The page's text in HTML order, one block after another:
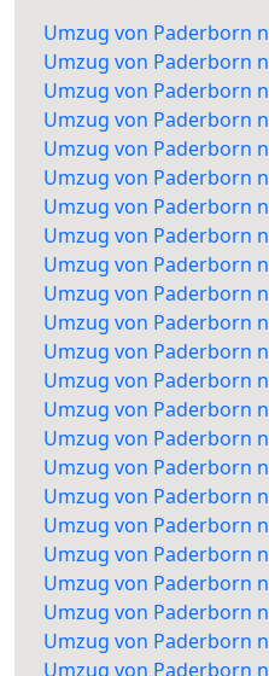
Umzug von Paderborn
Umzug von Paderborn
Umzug von Paderborn
Umzug von Paderborn
Umzug von Paderborn
Umzug von Paderborn
Umzug von Paderborn
Umzug von Paderborn
Umzug von Paderborn
Umzug von Paderborn
Umzug von Paderborn
Umzug von Paderborn
Umzug von Paderborn
Umzug von Paderborn
Umzug von Paderborn
Umzug von Paderborn
Umzug von Paderborn
Umzug von Paderborn
Umzug von Paderborn
Umzug von Paderborn
Umzug von Paderborn
Umzug von Paderborn
Umzug von Paderborn